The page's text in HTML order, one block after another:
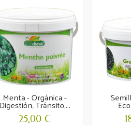
Menta - Orgánica -
Digestión, Tránsito,...
25,00 €